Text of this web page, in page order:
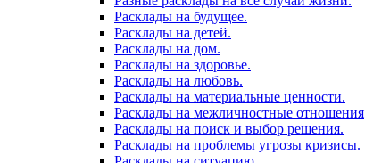
Расклады на будущее.
Расклады на детей.
Расклады на дом.
Расклады на здоровье.
Расклады на любовь.
Расклады на материальные ценности.
Расклады на межличностные отношения
Расклады на поиск и выбор решения.
Расклады на проблемы угрозы кризисы.